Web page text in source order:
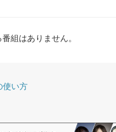
組はありません。
使い方